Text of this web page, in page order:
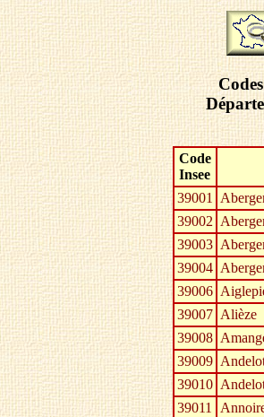
Code
Insee
39001
39002
39003
39004
39006
39007 Alièze
39008
39009
39010
39011